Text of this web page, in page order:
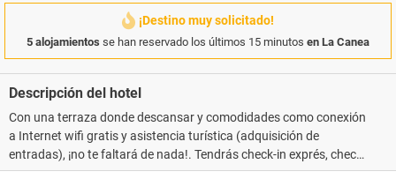
¡Destino muy solicitado!
5 alojamientos se han reservado los últimos 15 minutos en La Canea
Descripción del hotel
Con una terraza donde descansar y comodidades como conexión
a Internet wifi gratis y asistencia turística (adquisición de
entradas), ¡no te faltará de nada!. Tendrás check-in exprés, check-
out exprés y consigna de equipaje a tu disposición..